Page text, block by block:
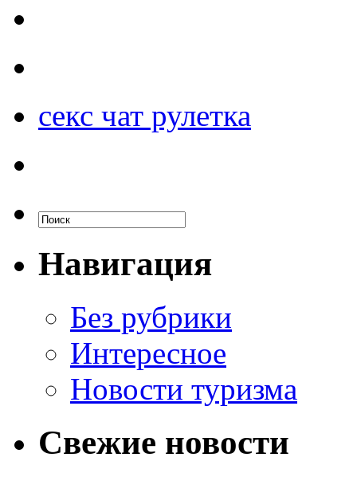
секс чат рулетка
Навигация
Без рубрики
Интересное
Новости туризма
Свежие новости